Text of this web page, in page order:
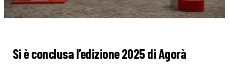
Si è conclusa l’edizione 2025 di Agorà